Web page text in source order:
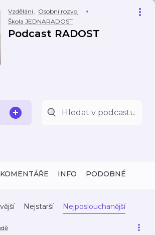
Vzdělání, Osobní rozvoj
Škola JEDNARADOST
Podcast RADOST
KOMENTÁŘE INFO PODOBNÉ
Nejstarší Nejposlouchanější